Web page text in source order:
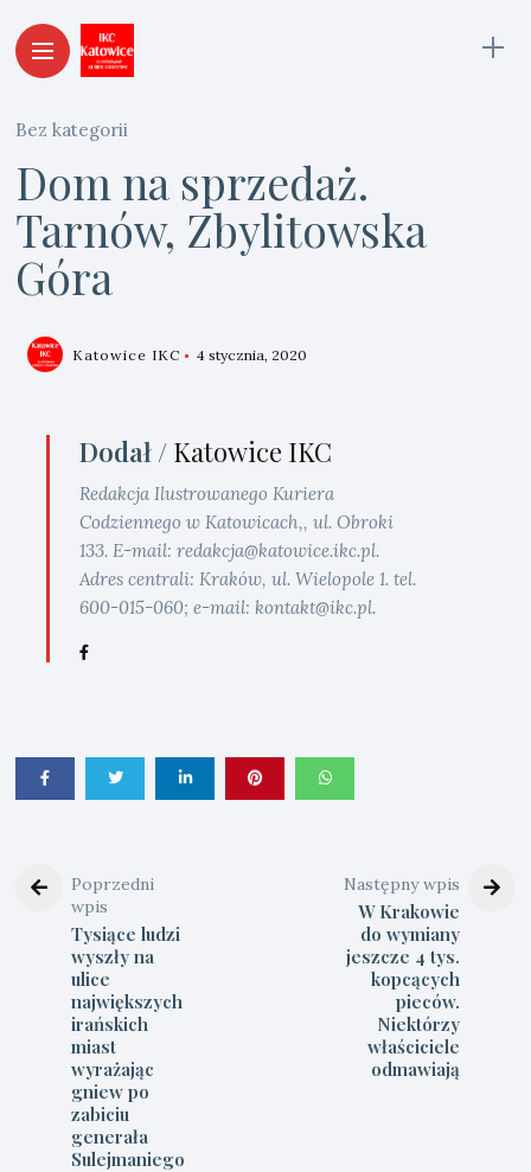
Bez kategorii
Dom na sprzedaż.
Tarnów, Zbylitowska
Góra
Katowice IKC 4 stycznia, 2020
Dodał / Katowice IKC
Redakcja Ilustrowanego Kuriera
Codziennego w Katowicach,, ul. Obroki
133. E-mail: redakcja@katowice.ikc.pl.
Adres centrali: Kraków, ul. Wielopole 1. tel.
600-015-060; e-mail: kontakt@ikc.pl.
Poprzedni
wpis
Tysiące ludzi
wyszły na
ulice
największych
irańskich
miast
wyrażając
gniew po
zabiciu
generała
Sulejmaniego
Następny wpis
W Krakowie
do wymiany
jeszcze 4 tys.
kopcących
pieców.
Niektórzy
właściciele
odmawiają